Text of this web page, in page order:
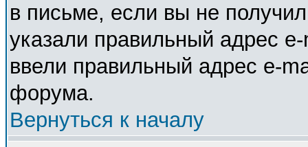
в письме, если вы не
указали правильный адрес
ввели правильный адрес e-
форума.
Вернуться к началу